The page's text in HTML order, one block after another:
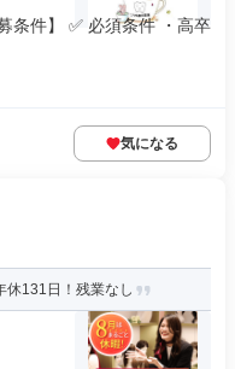
条件】 ✅ 必須条件 ・高卒
気になる
休131日！残業なし